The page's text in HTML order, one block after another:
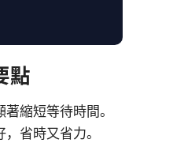
點
縮短等待時間。
省時又省力。